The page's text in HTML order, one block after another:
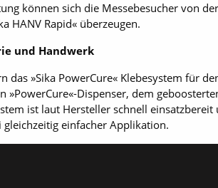
können sich die Messebesucher von
HANV Rapid« überzeugen.
und Handwerk
das »Sika PowerCure« Klebesystem für
Dispenser, dem
ist laut Hersteller schnell
einfacher Applikation.